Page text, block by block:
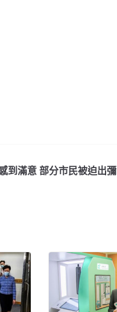
到滿意 部分市民被迫出彌